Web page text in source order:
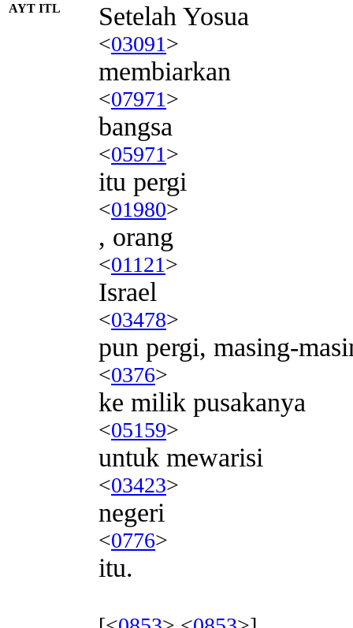
AYT ITL Setelah Yosua
<03091>
membiarkan
<07971>
bangsa
<05971>
itu pergi
<01980>
, orang
<01121>
Israel
<03478>
pun pergi, masing-
<0376>
ke milik pusakanya
<05159>
untuk mewarisi
<03423>
negeri
<0776>
itu.